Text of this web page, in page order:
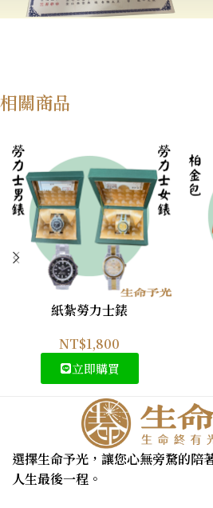
相關商品
紙紮勞力士錶
NT$1,800
立即購買
選擇生命予光，讓您心無旁騖的陪
人生最後一程。